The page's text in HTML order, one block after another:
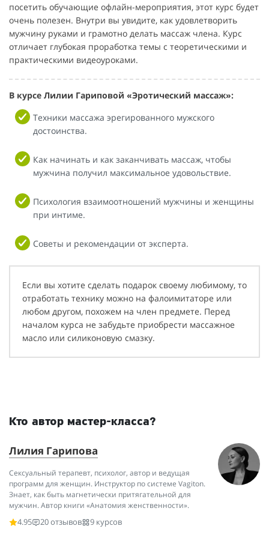
посетить обучающие офлайн-мероприятия, этот курс будет
очень полезен. Внутри вы увидите, как удовлетворить
мужчину руками и грамотно делать массаж члена. Курс
отличает глубокая проработка темы с теоретическими и
практическими видеоуроками.
В курсе Лилии Гариповой «Эротический массаж»:
Техники массажа эрегированного мужского
достоинства.
Как начинать и как заканчивать массаж, чтобы
мужчина получил максимальное удовольствие.
Психология взаимоотношений мужчины и женщины
при интиме.
Советы и рекомендации от эксперта.
Если вы хотите сделать подарок своему любимому, то
отработать технику можно на фалоимитаторе или
любом другом, похожем на член предмете. Перед
началом курса не забудьте приобрести массажное
масло или силиконовую смазку.
Кто автор мастер-класса?
Лилия Гарипова
Cексуальный терапевт, психолог, автор и ведущая
программ для женщин. Инструктор по системе Vagiton.
Знает, как быть магнетически притягательной для
мужчин. Автор книги «Анатомия женственности».
4.95
20 отзывов 9 курсов